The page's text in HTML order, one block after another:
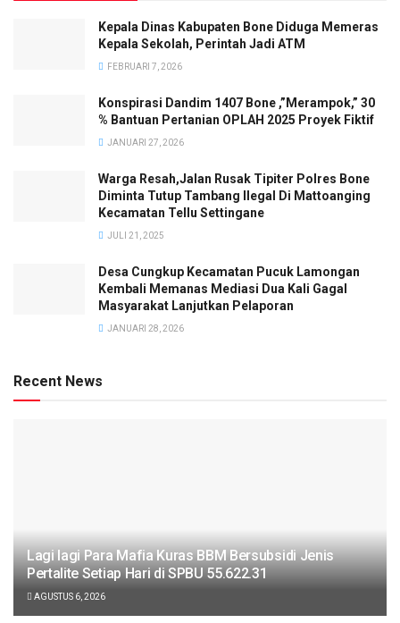
Kepala Dinas Kabupaten Bone Diduga Memeras
Kepala Sekolah, Perintah Jadi ATM
FEBRUARI 7, 2026
Konspirasi Dandim 1407 Bone ,”Merampok,” 30
% Bantuan Pertanian OPLAH 2025 Proyek Fiktif
JANUARI 27, 2026
Warga Resah,Jalan Rusak Tipiter Polres Bone
Diminta Tutup Tambang Ilegal Di Mattoanging
Kecamatan Tellu Settingane
JULI 21, 2025
Desa Cungkup Kecamatan Pucuk Lamongan
Kembali Memanas Mediasi Dua Kali Gagal
Masyarakat Lanjutkan Pelaporan
JANUARI 28, 2026
Recent News
Lagi lagi Para Mafia Kuras BBM Bersubsidi Jenis
Pertalite Setiap Hari di SPBU 55.622.31
AGUSTUS 6, 2026